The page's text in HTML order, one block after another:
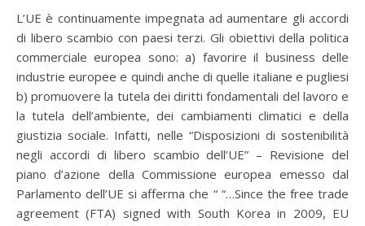
L’UE è continuamente impegnata ad aumentare gli accordi
di libero scambio con paesi terzi. Gli obiettivi della politica
commerciale europea sono: a) favorire il business delle
industrie europee e quindi anche di quelle italiane e pugliesi
b) promuovere la tutela dei diritti fondamentali del lavoro e
la tutela dell’ambiente, dei cambiamenti climatici e della
giustizia sociale. Infatti, nelle “Disposizioni di sostenibilità
negli accordi di libero scambio dell’UE” – Revisione del
piano d’azione della Commissione europea emesso dal
Parlamento dell’UE si afferma che “ “…Since the free trade
agreement (FTA) signed with South Korea in 2009, EU